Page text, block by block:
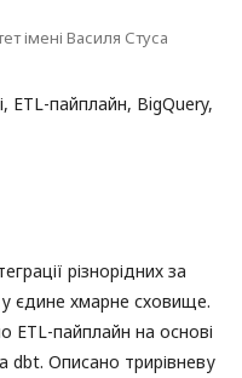
імені Василя Стуса
ETL-пайплайн, BigQuery,
різнорідних за
єдине хмарне сховище.
ETL-пайплайн на основі
dbt. Описано трирівневу